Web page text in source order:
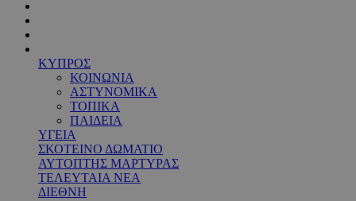
ΚΥΠΡΟΣ
ΚΟΙΝΩΝΙΑ
ΑΣΤΥΝΟΜΙΚΑ
ΤΟΠΙΚΑ
ΠΑΙΔΕΙΑ
ΥΓΕΙΑ
ΣΚΟΤΕΙΝΟ ΔΩΜΑΤΙΟ
ΑΥΤΟΠΤΗΣ ΜΑΡΤΥΡΑΣ
ΤΕΛΕΥΤΑΙΑ ΝΕΑ
ΔΙΕΘΝΗ